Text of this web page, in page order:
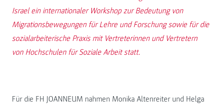
Israel ein internationaler Workshop zur Bedeutung von
Migrationsbewegungen für Lehre und Forschung sowie für die
sozialarbeiterische Praxis mit Vertreterinnen und Vertretern
von Hochschulen für Soziale Arbeit statt.
Für die FH JOANNEUM nahmen Monika Altenreiter und Helga